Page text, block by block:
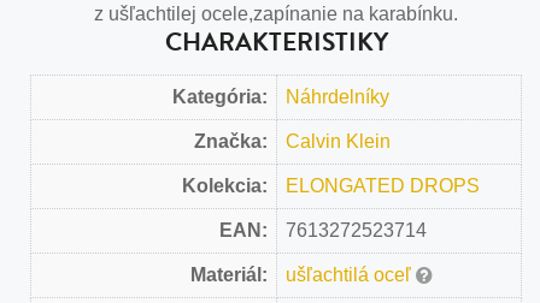
z ušľachtilej ocele,zapínanie na karabínku.
CHARAKTERISTIKY
Kategória: Náhrdelníky
Značka: Calvin Klein
Kolekcia: ELONGATED DROPS
EAN: 7613272523714
Materiál: ušľachtilá oceľ